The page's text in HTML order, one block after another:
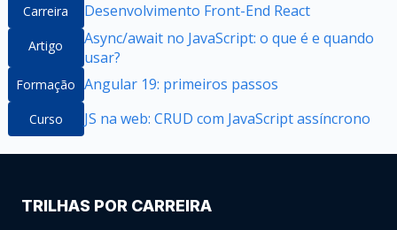
Carreira Desenvolvimento Front-End React
Artigo
Async/await no JavaScript: o que é e quando
usar?
Formação Angular 19: primeiros passos
Curso JS na web: CRUD com JavaScript assíncrono
TRILHAS POR CARREIRA